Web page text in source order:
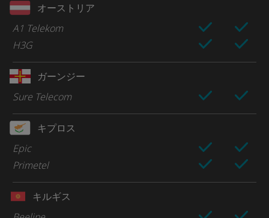
オーストリア
A1 Telekom
H3G
ガーンジー
Sure Telecom
キプロス
Epic
Primetel
キルギス